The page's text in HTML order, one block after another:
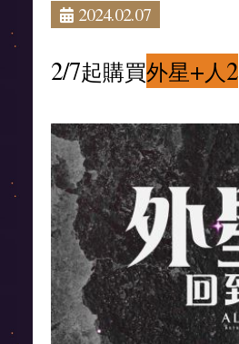
2024.02.07
2/7起購買外星+人2